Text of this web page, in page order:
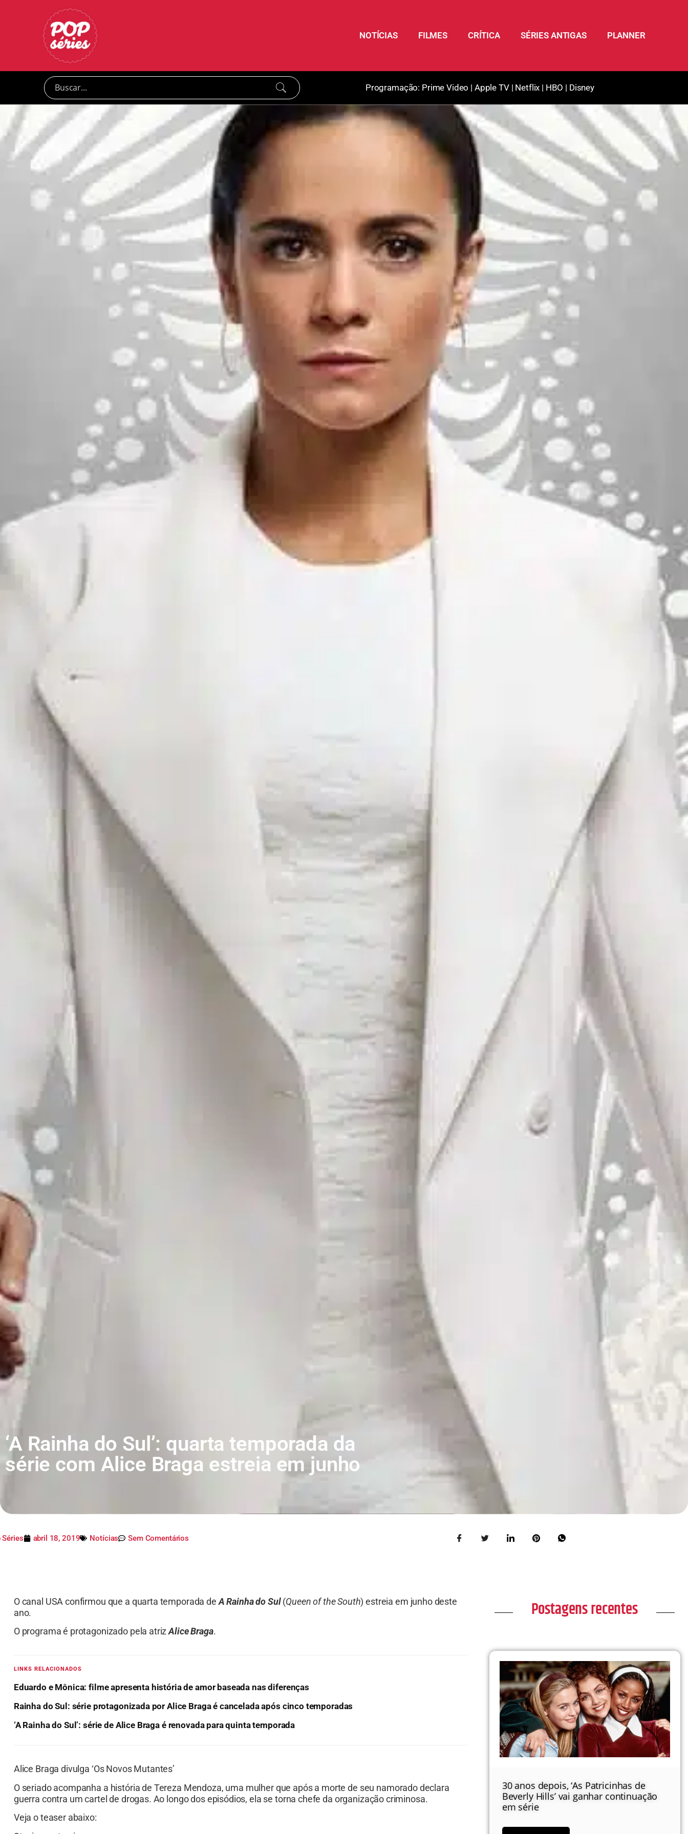
NOTÍCIAS FILMES CRÍTICA SÉRIES ANTIGAS PLANNER
Programação: Prime Video | Apple TV| Netflix | HBO | Disney
‘A Rainha do Sul’: quarta temporada da
série com Alice Braga estreia em junho
Séries abril 18, 2019 Notícias Sem Comentários
O canal USA confirmou que a quarta temporada deA Rainha do Sul (Queen of the South) estreia em junho deste
ano.
O programa é protagonizado pela atrizAlice Braga.
LINKS RELACIONADOS
Eduardo e Mônica: filme apresenta história de amor baseada nas diferenças
Rainha do Sul: série protagonizada por Alice Braga é cancelada após cinco temporadas
‘A Rainha do Sul’: série de Alice Braga é renovada para quinta temporada
Alice Braga divulga ‘Os Novos Mutantes’
O seriado acompanha a história de Tereza Mendoza, uma mulher que após a morte de seu namorado declara
guerra contra um cartel de drogas. Ao longo dos episódios, ela se torna chefe da organização criminosa.
Veja o teaser abaixo:
Postagens recentes
30 anos depois, ‘As Patricinhas de
Beverly Hills’ vai ganhar continuação
em série